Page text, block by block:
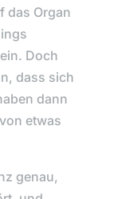
das Organ
Doch
dass sich
dann
etwas
genau,